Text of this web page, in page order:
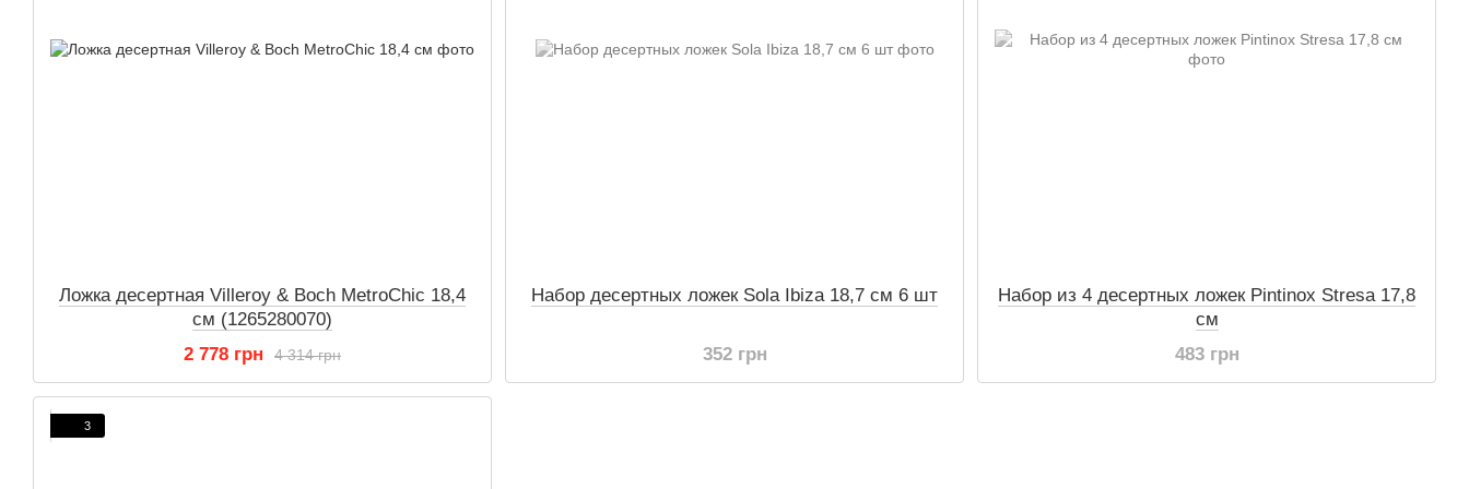
Ложка десертная Villeroy & Boch MetroChic 18,4
см (1265280070)
4 314 грн
2 778 грн
Набор десертных ложек Sola Ibiza 18,7 см 6 шт
352 грн
Набор из 4 десертных ложек Pintinox Stresa 17,8
см
483 грн
3